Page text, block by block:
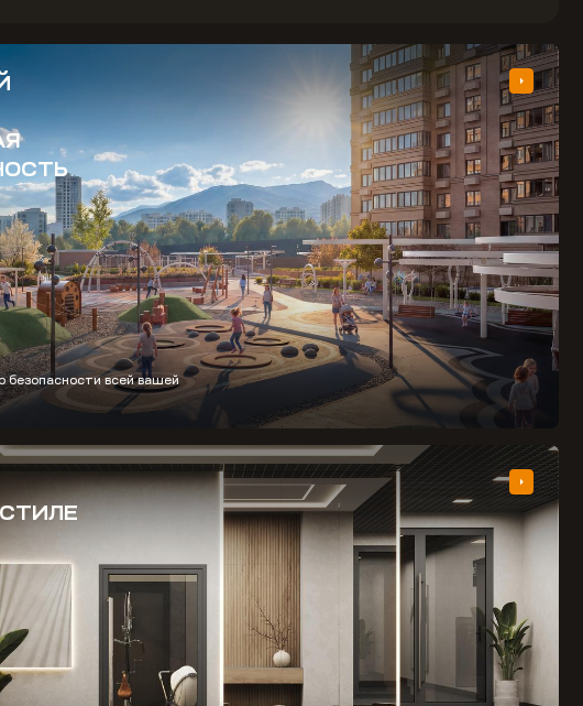
безопасности всей вашей